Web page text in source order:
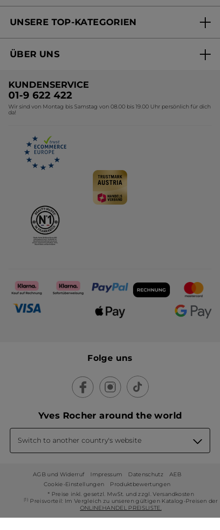
Online Preisliste
Versandhandel Preisliste
UNSERE TOP-KATEGORIEN
Black Friday Yves Rocher
Geschenkideen Yves Rocher
Kollektion Monoi Yves Rocher
ÜBER UNS
Umweltstiftung YR
Affiliate Programm
KUNDENSERVICE
01-9 622 422
Wir sind von Montag bis Samstag von 08.00 bis 19.00 Uhr persönlich für dich
da!
Folge uns
Yves Rocher around the world
Switch to another country's website
AGB und Widerruf Impressum Datenschutz
AEB
Cookie-Einstellungen
Produktbewertungen
* Preise inkl. gesetzl. MwSt. und zzgl. Versandkosten
(1) Preisvorteil: Im Vergleich zu unseren gültigen Katalog-Preisen der
ONLINEHANDEL PREISLISTE.